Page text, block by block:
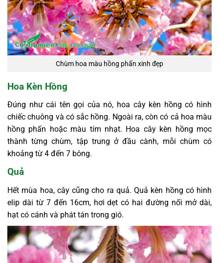
Chùm hoa màu hồng phấn xinh đẹp
Hoa Kèn Hồng
Đúng như cái tên gọi của nó, hoa cây kèn hồng có hình
chiếc chuông và có sắc hồng. Ngoài ra, còn có cả hoa màu
hồng phấn hoặc màu tím nhạt. Hoa cây kèn hồng mọc
thành từng chùm, tập trung ở đầu cành, mỗi chùm có
khoảng từ 4 đến 7 bông.
Quả
Hết mùa hoa, cây cũng cho ra quả. Quả kèn hồng có hình
elip dài từ 7 đến 16cm, hơi dẹt có hai đường nối mở dài,
hạt có cánh và phát tán trong gió.